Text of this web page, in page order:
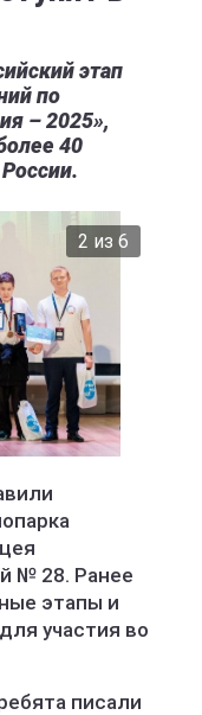
этап
по
– 2025»,
40
2 из 6
Кировской области
№ 28. Ранее
этапы и
участия во
писали